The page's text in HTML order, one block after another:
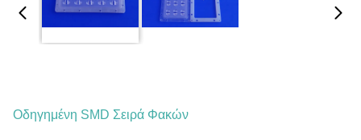
Οδηγημένη SMD Σειρά Φακών